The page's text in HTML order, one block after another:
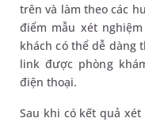
trên và làm theo các
điểm mẫu xét
khách có thể dễ dàng
link được phòng
điện thoại.
Sau khi có kết quả